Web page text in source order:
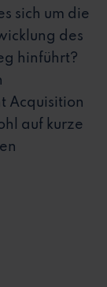
sich um die
des
hinführt?
Acquisition
auf kurze